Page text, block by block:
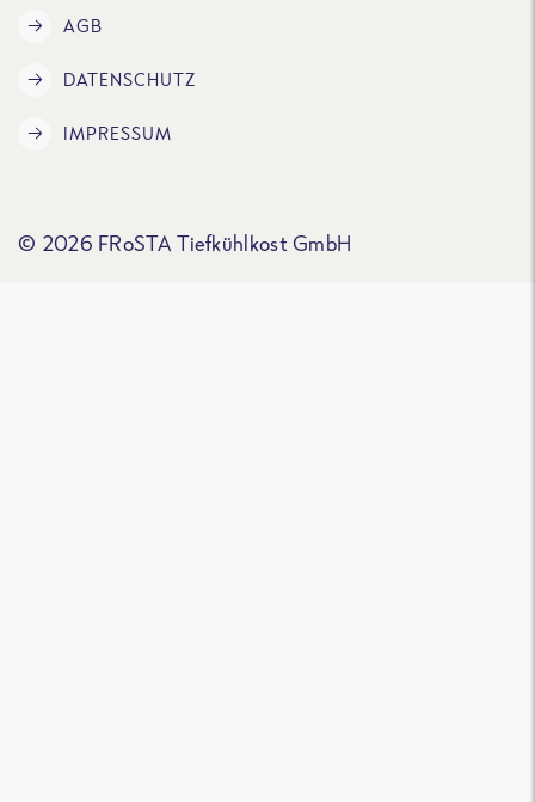
AGB
DATENSCHUTZ
IMPRESSUM
© 2026 FRoSTA Tiefkühlkost GmbH